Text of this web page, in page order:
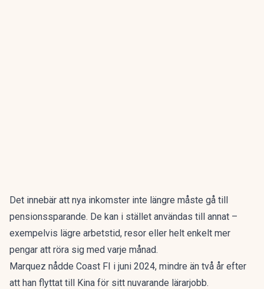
Det innebär att nya inkomster inte längre måste gå till
pensionssparande. De kan i stället användas till annat –
exempelvis lägre arbetstid, resor eller helt enkelt mer
pengar att röra sig med varje månad.
Marquez nådde Coast FI i juni 2024, mindre än två år efter
att han flyttat till Kina för sitt nuvarande lärarjobb.